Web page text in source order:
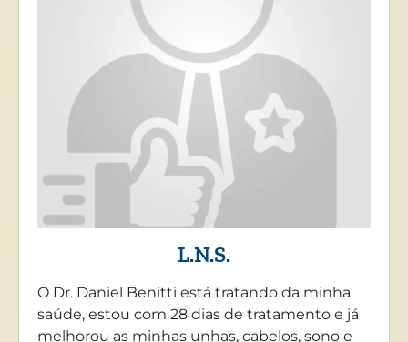
L.N.S.
O Dr. Daniel Benitti está tratando da minha
saúde, estou com 28 dias de tratamento e já
melhorou as minhas unhas, cabelos, sono e